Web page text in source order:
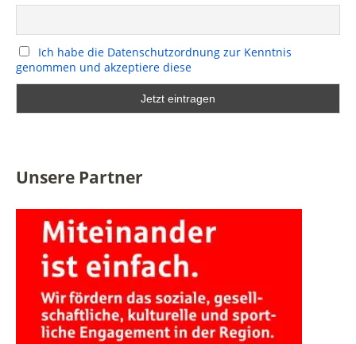
Ich habe die Datenschutzordnung zur Kenntnis
genommen und akzeptiere diese
Unsere Partner